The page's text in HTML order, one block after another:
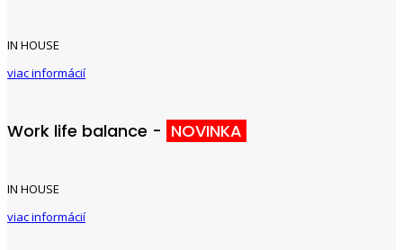
IN HOUSE
viac informácií
Work life balance - NOVINKA
IN HOUSE
viac informácií